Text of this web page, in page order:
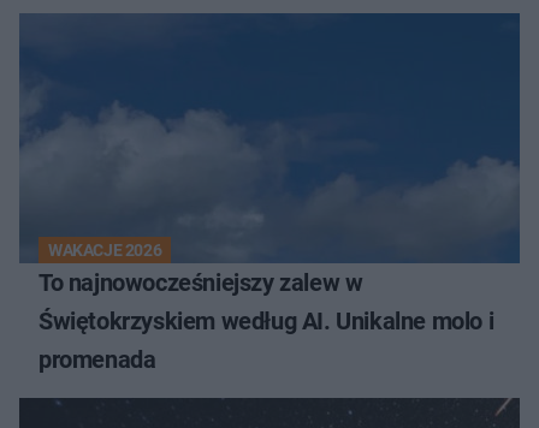
WAKACJE 2026
To najnowocześniejszy zalew w
Świętokrzyskiem według AI. Unikalne molo i
promenada